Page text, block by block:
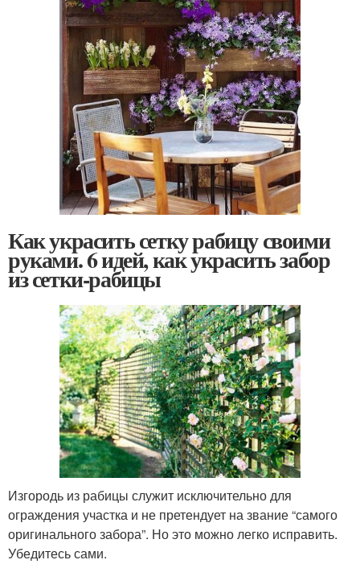
Как украсить сетку рабицу своими
руками. 6 идей, как украсить забор
из сетки-рабицы
Изгородь из рабицы служит исключительно для
ограждения участка и не претендует на звание “самого
оригинального забора”. Но это можно легко исправить.
Убедитесь сами.